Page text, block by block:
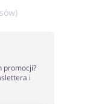
promocji?
i